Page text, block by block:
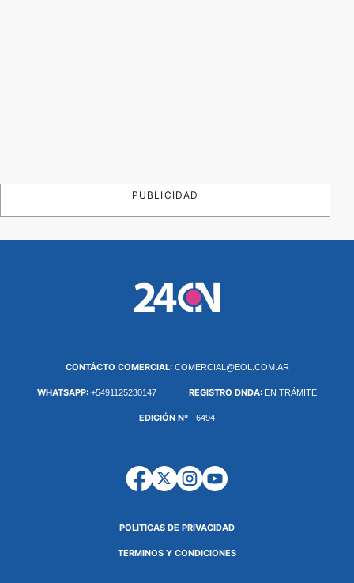
PUBLICIDAD
CONTÁCTO COMERCIAL: COMERCIAL@EOL.COM.AR
WHATSAPP: +5491125230147 REGISTRO DNDA: EN TRÁMITE
EDICIÓN Nº - 6494
POLITICAS DE PRIVACIDAD
TERMINOS Y CONDICIONES